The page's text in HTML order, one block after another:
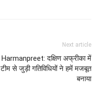
Next article
Harmanpreet: दक्षिण अफ्रीका में
टीम से जुड़ी गतिविधियों ने हमें मजबूत
बनाया